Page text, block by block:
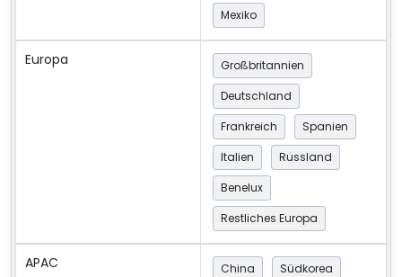
Mexiko
Europa
Großbritannien
Deutschland
Frankreich
Spanien
Italien
Russland
Benelux
Restliches Europa
APAC China
Südkorea